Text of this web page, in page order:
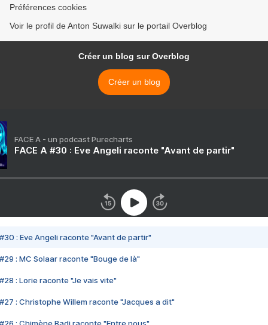
Préférences cookies
Voir le profil de Anton Suwalki sur le portail Overblog
Créer un blog sur Overblog
Créer un blog
FACE A - un podcast Purecharts
FACE A #30 : Eve Angeli raconte "Avant de partir"
#30 : Eve Angeli raconte "Avant de partir"
#29 : MC Solaar raconte "Bouge de là"
#28 : Lorie raconte "Je vais vite"
#27 : Christophe Willem raconte "Jacques a dit"